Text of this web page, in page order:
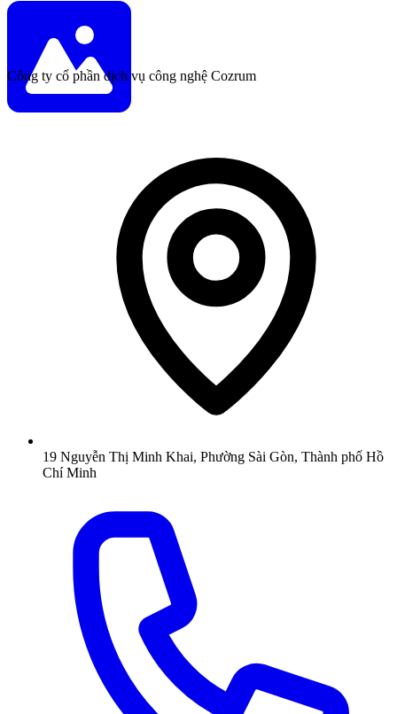
Công ty cổ phần dịch vụ công nghệ Cozrum
19 Nguyễn Thị Minh Khai, Phường Sài Gòn, Thành phố Hồ
Chí Minh